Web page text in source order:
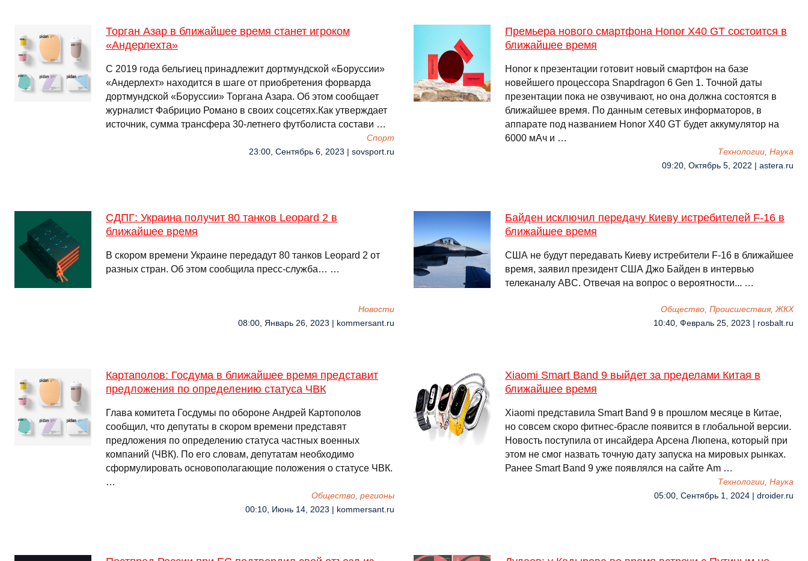
Торган Азар в ближайшее время станет игроком
«Андерлехта»
С 2019 года бельгиец принадлежит дортмундской «Боруссии»
«Андерлехт» находится в шаге от приобретения форварда
дортмундской «Боруссии» Торгана Азара. Об этом сообщает
журналист Фабрицио Романо в своих соцсетях.Как утверждает
источник, сумма трансфера 30-летнего футболиста состави …
Спорт
23:00, Сентябрь 6, 2023 | sovsport.ru
Премьера нового смартфона Honor X40 GT состоится в
ближайшее время
Honor к презентации готовит новый смартфон на базе
новейшего процессора Snapdragon 6 Gen 1. Точной даты
презентации пока не озвучивают, но она должна состоятся в
ближайшее время. По данным сетевых информаторов, в
аппарате под названием Honor X40 GT будет аккумулятор на
6000 мАч и …
Технологии, Наука
09:20, Октябрь 5, 2022 | astera.ru
СДПГ: Украина получит 80 танков Leopard 2 в
ближайшее время
В скором времени Украине передадут 80 танков Leopard 2 от
разных стран. Об этом сообщила пресс-служба… …
Новости
08:00, Январь 26, 2023 | kommersant.ru
Байден исключил передачу Киеву истребителей F-16 в
ближайшее время
США не будут передавать Киеву истребители F-16 в ближайшее
время, заявил президент США Джо Байден в интервью
телеканалу ABC. Отвечая на вопрос о вероятности... …
Общество, Происшествия, ЖКХ
10:40, Февраль 25, 2023 | rosbalt.ru
Картаполов: Госдума в ближайшее время представит
предложения по определению статуса ЧВК
Глава комитета Госдумы по обороне Андрей Картополов
сообщил, что депутаты в скором времени представят
предложения по определению статуса частных военных
компаний (ЧВК). По его словам, депутатам необходимо
сформулировать основополагающие положения о статусе ЧВК.
…
Общество, регионы
00:10, Июнь 14, 2023 | kommersant.ru
Xiaomi Smart Band 9 выйдет за пределами Китая в
ближайшее время
Xiaomi представила Smart Band 9 в прошлом месяце в Китае,
но совсем скоро фитнес-брасле появится в глобальной версии.
Новость поступила от инсайдера Арсена Люпена, который при
этом не смог назвать точную дату запуска на мировых рынках.
Ранее Smart Band 9 уже появлялся на сайте Am …
Технологии, Наука
05:00, Сентябрь 1, 2024 | droider.ru